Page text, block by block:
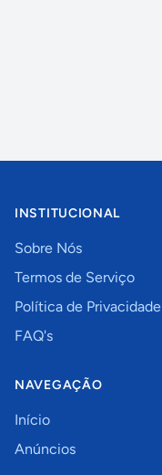
INSTITUCIONAL
Sobre Nós
Termos de Serviço
Política de Privacidade
FAQ's
NAVEGAÇÃO
Início
Anúncios